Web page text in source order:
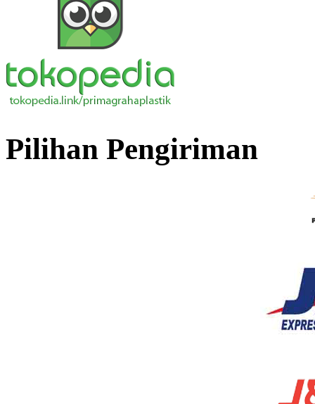
Pilihan Pengiriman